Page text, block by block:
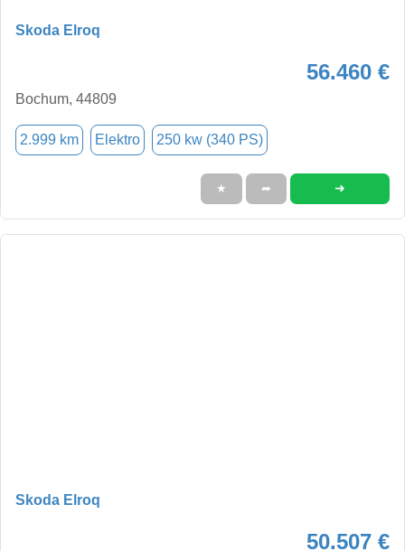
Skoda Elroq
56.460 €
Bochum, 44809
2.999 km Elektro 250 kw (340 PS)
★ ➦ ➜
Skoda Elroq
50.507 €